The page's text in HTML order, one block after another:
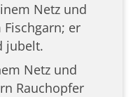
Netz und
er
jubelt.
Netz und
Rauchopfer